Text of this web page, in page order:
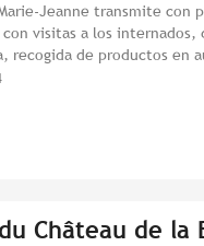
Jeanne transmite con
visitas a los internados,
recogida de productos en
Château de la